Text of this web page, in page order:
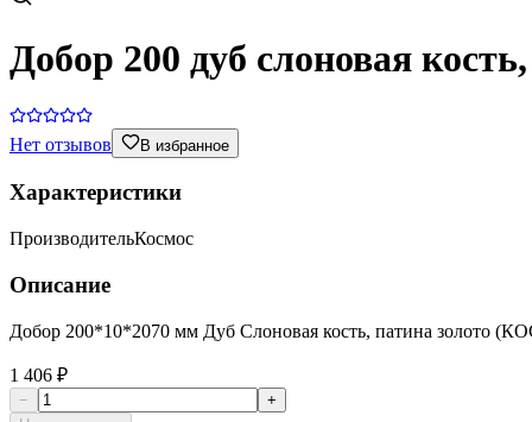
Добор 200 дуб слоновая
Нет отзывов В избранное
Характеристики
ПроизводительКосмос
Описание
Добор 200*10*2070 мм Дуб Слоновая кость, патина золото
1 406 ₽
−
+